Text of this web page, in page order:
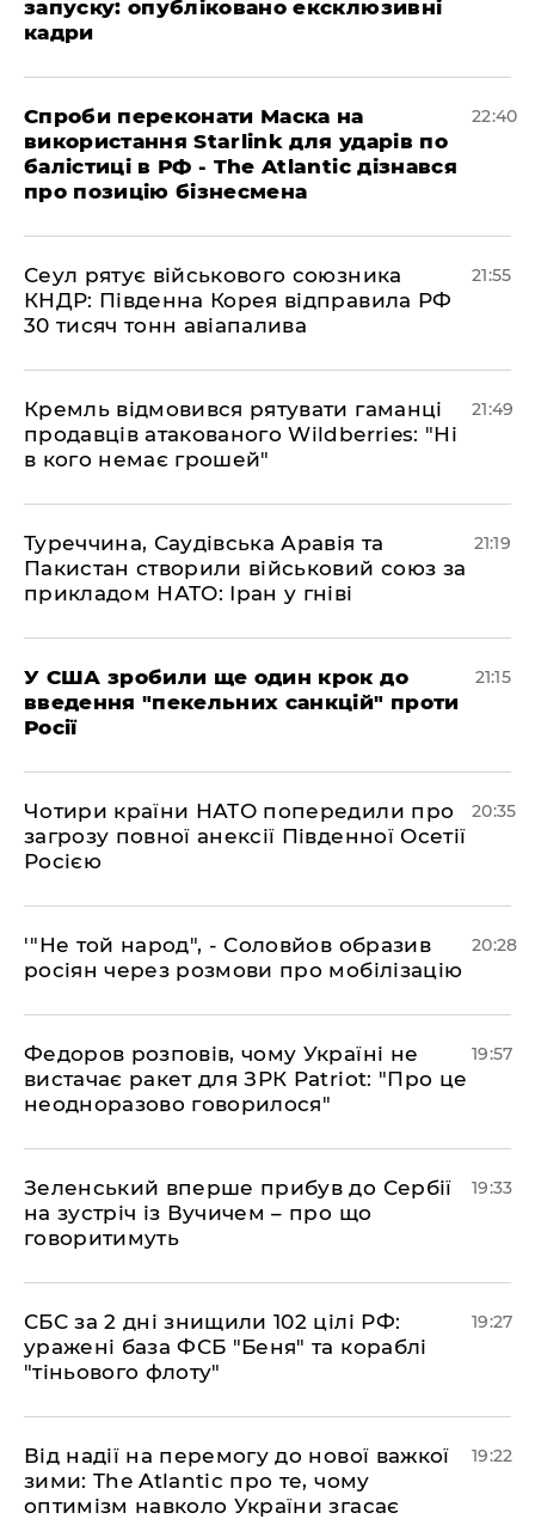
запуску: опубліковано ексклюзивні
кадри
​Спроби переконати Маска на
використання Starlink для ударів по
балістиці в РФ - The Atlantic дізнався
про позицію бізнесмена
22:40
​Сеул рятує військового союзника
КНДР: Південна Корея відправила РФ
30 тисяч тонн авіапалива
21:55
​Кремль відмовився рятувати гаманці
продавців атакованого Wildberries: "Ні
в кого немає грошей"
21:49
​Туреччина, Саудівська Аравія та
Пакистан створили військовий союз за
прикладом НАТО: Іран у гніві
21:19
​У США зробили ще один крок до
введення "пекельних санкцій" проти
Росії
21:15
​Чотири країни НАТО попередили про
загрозу повної анексії Південної Осетії
Росією
20:35
​'"Не той народ", - Соловйов образив
росіян через розмови про мобілізацію
20:28
​Федоров розповів, чому Україні не
вистачає ракет для ЗРК Patriot: "Про це
неодноразово говорилося"
19:57
​Зеленський вперше прибув до Сербії
на зустріч із Вучичем – про що
говоритимуть
19:33
​СБС за 2 дні знищили 102 цілі РФ:
уражені база ФСБ "Беня" та кораблі
"тіньового флоту"
19:27
​Від надії на перемогу до нової важкої
зими: The Atlantic про те, чому
оптимізм навколо України згасає
19:22